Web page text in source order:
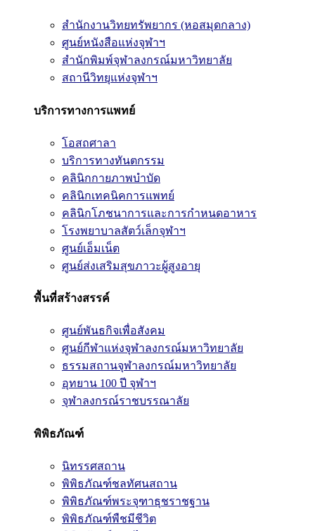
สำนักงานวิทยทรัพยากร (หอสมุดกลาง)
ศูนย์หนังสือแห่งจุฬาฯ
สำนักพิมพ์จุฬาลงกรณ์มหาวิทยาลัย
สถานีวิทยุแห่งจุฬาฯ
บริการทางการแพทย์
โอสถศาลา
บริการทางทันตกรรม
คลินิกกายภาพบำบัด
คลินิกเทคนิคการแพทย์
คลินิกโภชนาการและการกำหนดอาหาร
โรงพยาบาลสัตว์เล็กจุฬาฯ
ศูนย์เอ็มเน็ต
ศูนย์ส่งเสริมสุขภาวะผู้สูงอายุ
พื้นที่สร้างสรรค์
ศูนย์พันธกิจเพื่อสังคม
ศูนย์กีฬาแห่งจุฬาลงกรณ์มหาวิทยาลัย
ธรรมสถานจุฬาลงกรณ์มหาวิทยาลัย
อุทยาน 100 ปี จุฬาฯ
จุฬาลงกรณ์ราชบรรณาลัย
พิพิธภัณฑ์
นิทรรศสถาน
พิพิธภัณฑ์ชลทัศนสถาน
พิพิธภัณฑ์พระจุฑาธุชราชฐาน
พิพิธภัณฑ์พืชมีชีวิต